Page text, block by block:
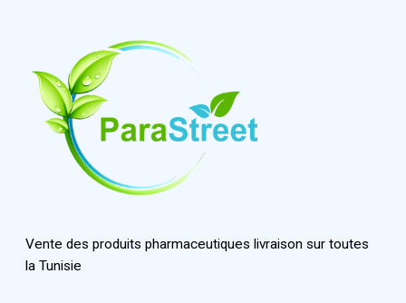
Vente des produits pharmaceutiques livraison sur toutes
la Tunisie